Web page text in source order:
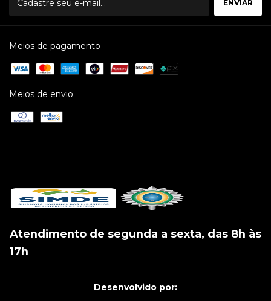
Meios de pagamento
Meios de envio
Atendimento de segunda a sexta, das 8h às
17h
Desenvolvido por: